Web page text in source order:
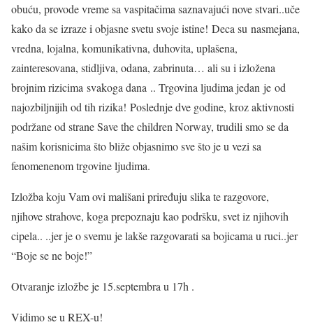
obuću, provode vreme sa vaspitačima saznavajući nove stvari..uče
kako da se izraze i objasne svetu svoje istine! Deca su nasmejana,
vredna, lojalna, komunikativna, duhovita, uplašena,
zainteresovana, stidljiva, odana, zabrinuta… ali su i izložena
brojnim rizicima svakoga dana .. Trgovina ljudima jedan je od
najozbiljnijih od tih rizika! Poslednje dve godine, kroz aktivnosti
podržane od strane Save the children Norway, trudili smo se da
našim korisnicima što bliže objasnimo sve što je u vezi sa
fenomenenom trgovine ljudima.
Izložba koju Vam ovi mališani priređuju slika te razgovore,
njihove strahove, koga prepoznaju kao podršku, svet iz njihovih
cipela.. ..jer je o svemu je lakše razgovarati sa bojicama u ruci..jer
“Boje se ne boje!”
Otvaranje izložbe je 15.septembra u 17h .
Vidimo se u REX-u!